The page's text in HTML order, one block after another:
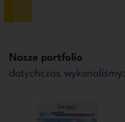
Nasze portfolio
dotychczas wykonaliśmy: